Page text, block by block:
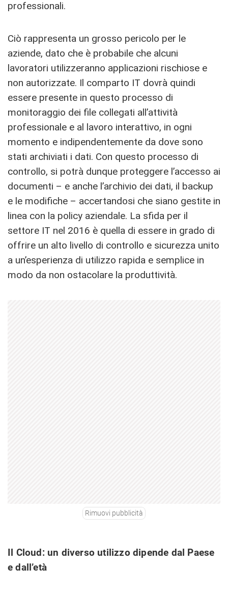
professionali.
Ciò rappresenta un grosso pericolo per le
aziende, dato che è probabile che alcuni
lavoratori utilizzeranno applicazioni rischiose e
non autorizzate. Il comparto IT dovrà quindi
essere presente in questo processo di
monitoraggio dei file collegati all’attività
professionale e al lavoro interattivo, in ogni
momento e indipendentemente da dove sono
stati archiviati i dati. Con questo processo di
controllo, si potrà dunque proteggere l’accesso ai
documenti – e anche l’archivio dei dati, il backup
e le modifiche – accertandosi che siano gestite in
linea con la policy aziendale. La sfida per il
settore IT nel 2016 è quella di essere in grado di
offrire un alto livello di controllo e sicurezza unito
a un’esperienza di utilizzo rapida e semplice in
modo da non ostacolare la produttività.
Rimuovi pubblicità
Il Cloud: un diverso utilizzo dipende dal Paese
e dall’età